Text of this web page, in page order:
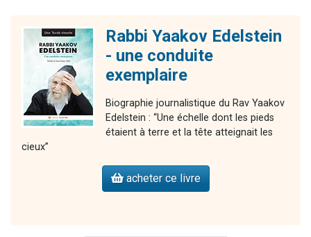
Rabbi Yaakov Edelstein
- une conduite
exemplaire
Biographie journalistique du Rav Yaakov
Edelstein : “Une échelle dont les pieds
étaient à terre et la tête atteignait les
cieux”
acheter ce livre